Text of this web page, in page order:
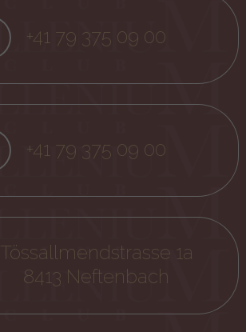
+41 79 375 09 00
+41 79 375 09 00
Tössallmendstrasse 1a
8413 Neftenbach